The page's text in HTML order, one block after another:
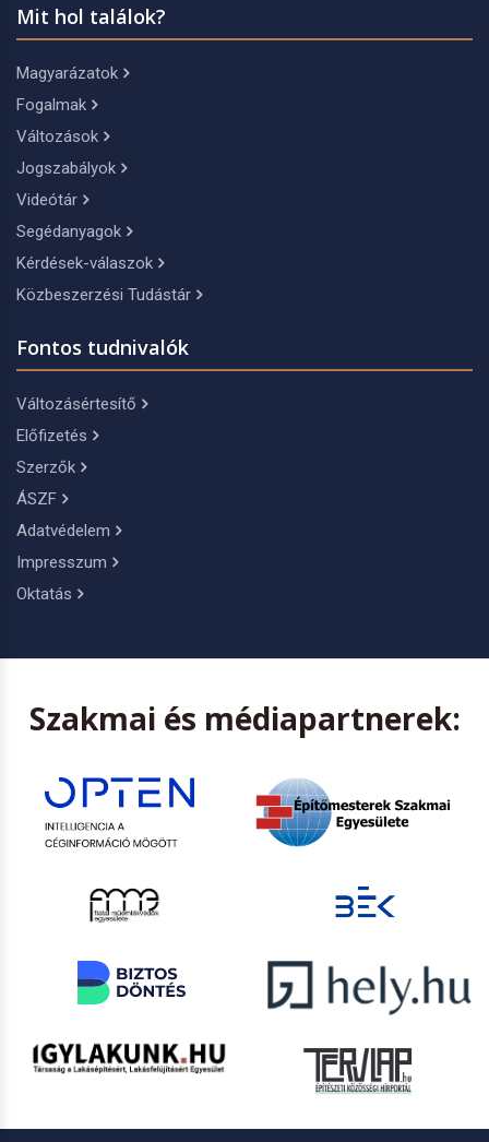
Mit hol találok?
Magyarázatok
Fogalmak
Változások
Jogszabályok
Videótár
Segédanyagok
Kérdések-válaszok
Közbeszerzési Tudástár
Fontos tudnivalók
Változásértesítő
Előfizetés
Szerzők
ÁSZF
Adatvédelem
Impresszum
Oktatás
Szakmai és médiapartnerek: